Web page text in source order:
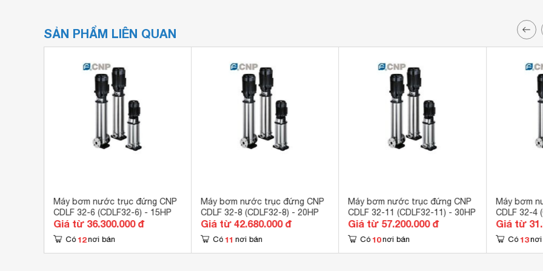
SẢN PHẨM LIÊN QUAN
Máy bơm nước trục đứng CNP
CDLF 32-6 (CDLF32-6) - 15HP
Giá từ 36.300.000 đ
Có 12 nơi bán
Máy bơm nước trục đứng CNP
CDLF 32-8 (CDLF32-8) - 20HP
Giá từ 42.680.000 đ
Có 11 nơi bán
Máy bơm nước trục đứng CNP
CDLF 32-11 (CDLF32-11) - 30HP
Giá từ 57.200.000 đ
Có 10 nơi bán
Máy bơm
CDLF 32-4
Giá từ
Có 13 nơi